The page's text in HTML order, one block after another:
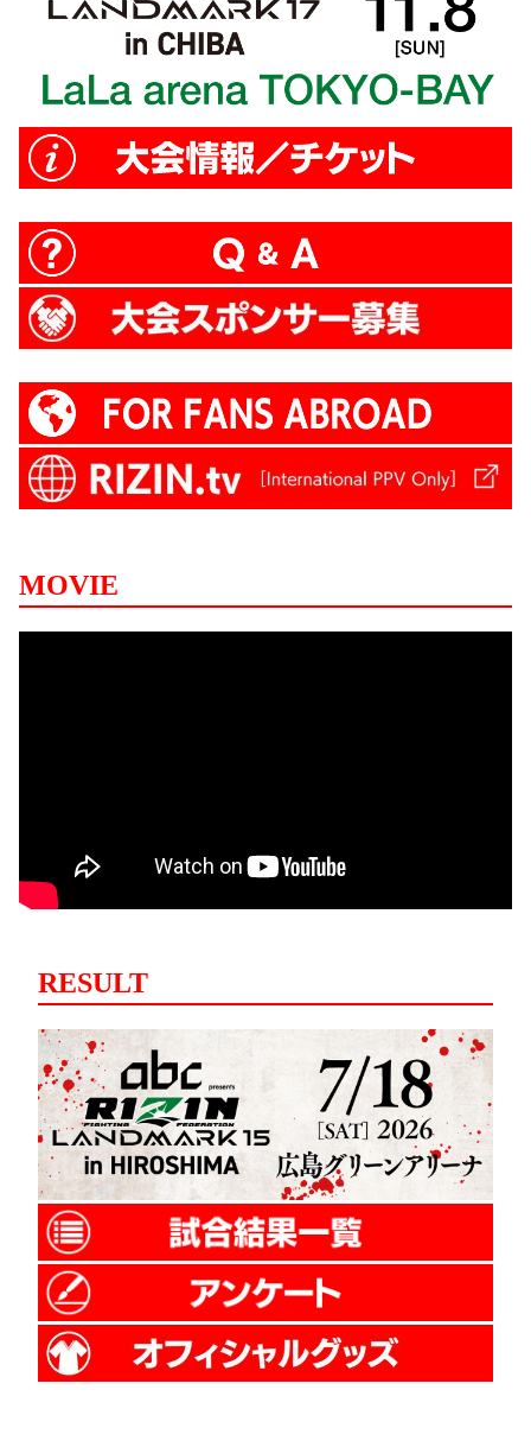
MOVIE
RESULT